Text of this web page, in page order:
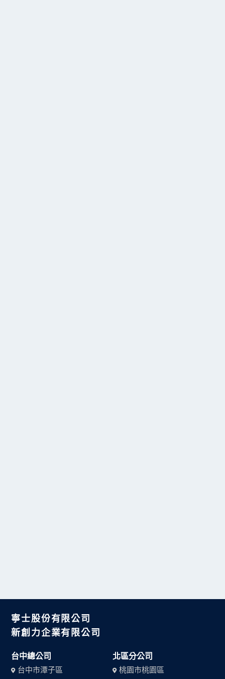
寧士股份有限公司
新創力企業有限公司
台中總公司
台中市潭子區
北區分公司
桃園市桃園區